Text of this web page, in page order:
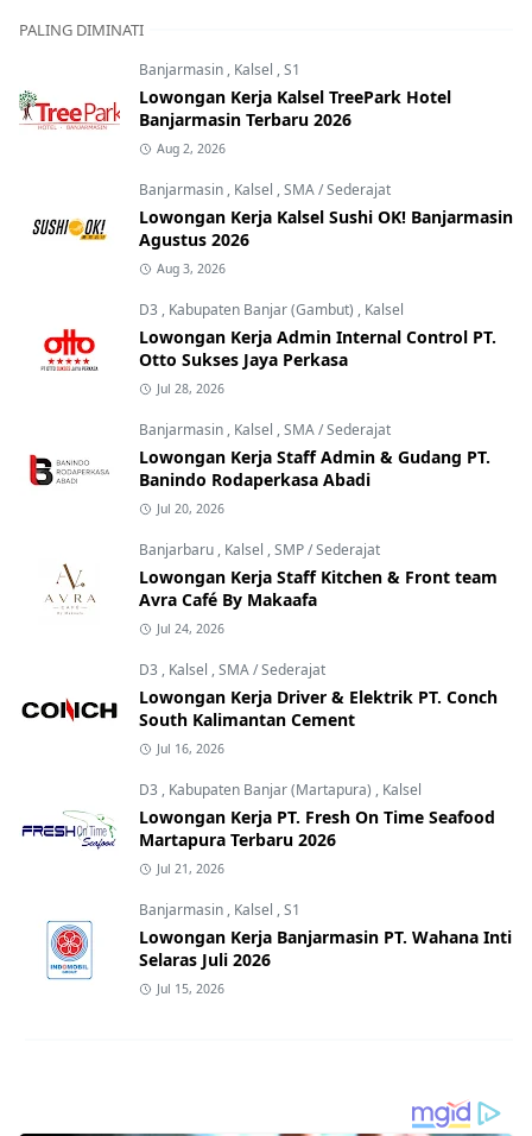
PALING DIMINATI
Banjarmasin , Kalsel ,S1
Lowongan Kerja Kalsel TreePark Hotel
Banjarmasin Terbaru 2026
Aug 2, 2026
Banjarmasin , Kalsel ,SMA / Sederajat
Lowongan Kerja Kalsel Sushi OK! Banjarmasin
Agustus 2026
Aug 3, 2026
D3 , Kabupaten Banjar (Gambut) , Kalsel
Lowongan Kerja Admin Internal Control PT.
Otto Sukses Jaya Perkasa
Jul 28, 2026
Banjarmasin , Kalsel ,SMA / Sederajat
Lowongan Kerja Staff Admin & Gudang PT.
Banindo Rodaperkasa Abadi
Jul 20, 2026
Banjarbaru , Kalsel ,SMP / Sederajat
Lowongan Kerja Staff Kitchen & Front team
Avra Café By Makaafa
Jul 24, 2026
D3 , Kalsel ,SMA / Sederajat
Lowongan Kerja Driver & Elektrik PT. Conch
South Kalimantan Cement
Jul 16, 2026
D3 , Kabupaten Banjar (Martapura) , Kalsel
Lowongan Kerja PT. Fresh On Time Seafood
Martapura Terbaru 2026
Jul 21, 2026
Banjarmasin , Kalsel ,S1
Lowongan Kerja Banjarmasin PT. Wahana Inti
Selaras Juli 2026
Jul 15, 2026